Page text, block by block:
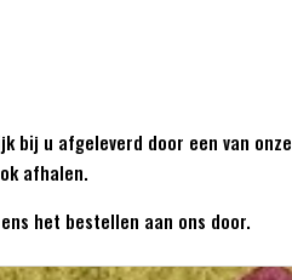
bij u afgeleverd door een van onze
afhalen.
het bestellen aan ons door.